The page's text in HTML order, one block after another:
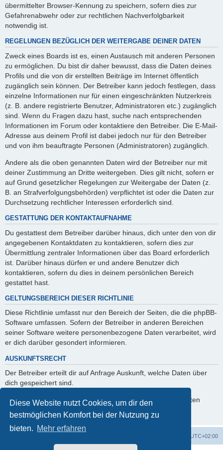
Diese Website nutzt Cookies, um dir den
bestmöglichen Komfort bei der Nutzung zu
bieten. Mehr erfahren
übermittelter Browser-Kennung zu speichern, sofern dies zur
Gefahrenabwehr oder zur rechtlichen Nachverfolgbarkeit
notwendig ist.
REGELUNGEN BEZÜGLICH DER WEITERGABE DEINER DATEN
Zweck eines Boards ist es, einen Austausch mit anderen Personen
zu ermöglichen. Du bist dir daher bewusst, dass die Daten deines
Profils und die von dir erstellten Beiträge im Internet öffentlich
zugänglich sein können. Der Betreiber kann jedoch festlegen, dass
einzelne Informationen nur für einen eingeschränkten Nutzerkreis
(z. B. andere registrierte Benutzer, Administratoren etc.) zugänglich
sind. Wenn du Fragen dazu hast, suche nach entsprechenden
Informationen im Forum oder kontaktiere den Betreiber. Die E-Mail-
Adresse aus deinem Profil ist dabei jedoch nur für den Betreiber
und von ihm beauftragte Personen (Administratoren) zugänglich.
Andere als die oben genannten Daten wird der Betreiber nur mit
deiner Zustimmung an Dritte weitergeben. Dies gilt nicht, sofern er
auf Grund gesetzlicher Regelungen zur Weitergabe der Daten (z.
B. an Strafverfolgungsbehörden) verpflichtet ist oder die Daten zur
Durchsetzung rechtlicher Interessen erforderlich sind.
GESTATTUNG DER KONTAKTAUFNAHME
Du gestattest dem Betreiber darüber hinaus, dich unter den von dir
angegebenen Kontaktdaten zu kontaktieren, sofern dies zur
Übermittlung zentraler Informationen über das Board erforderlich
ist. Darüber hinaus dürfen er und andere Benutzer dich
kontaktieren, sofern du dies in deinem persönlichen Bereich
gestattet hast.
GELTUNGSBEREICH DIESER RICHTLINIE
Diese Richtlinie umfasst nur den Bereich der Seiten, die die phpBB-
Software umfassen. Sofern der Betreiber in anderen Bereichen
seiner Software weitere personenbezogene Daten verarbeitet, wird
er dich darüber gesondert informieren.
AUSKUNFTSRECHT
Der Betreiber erteilt dir auf Anfrage Auskunft, welche Daten über
dich gespeichert sind.
Du kannst jederzeit die Löschung bzw. Sperrung deiner Daten
verlangen. Kontaktiere hierzu bitte den Betreiber.
UTC+02:00